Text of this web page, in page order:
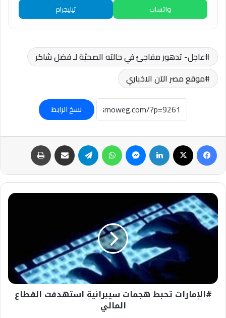
واتساب
تيليجرام
عاجل- تدهور مفاجئ في حالته الصحيّة لـ فضل شاكر
موقع مصر الآن الاخباري
نسخ الرابط
فيسبوك لينكدإن ماسنجر واتساب تيلقرام مشاركة عبر البريد
#الإمارات
تحبط
هجمات
سيبرانية
#الإمارات تحبط هجمات سيبرانية استهدفت القطاع
المالي